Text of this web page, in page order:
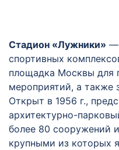
Стадион «Лужники» —
спортивных
площадка Москвы для
мероприятий, а также
Открыт в 1956 г.,
архитектурно-
более 80 сооружений
крупными из которых